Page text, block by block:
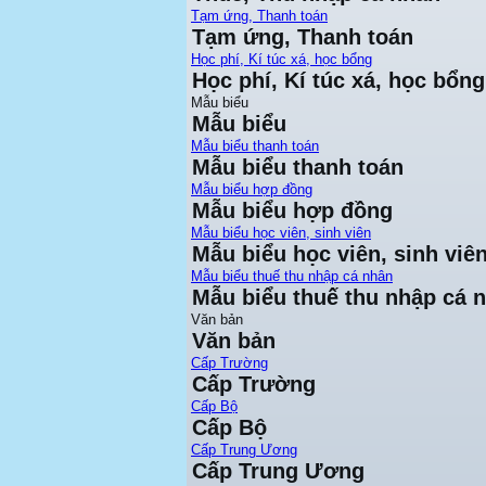
Tạm ứng, Thanh toán
Tạm ứng, Thanh toán
Học phí, Kí túc xá, học bổng
Học phí, Kí túc xá, học bổng
Mẫu biểu
Mẫu biểu
Mẫu biểu thanh toán
Mẫu biểu thanh toán
Mẫu biểu hợp đồng
Mẫu biểu hợp đồng
Mẫu biểu học viên, sinh viên
Mẫu biểu học viên, sinh viên
Mẫu biểu thuế thu nhập cá nhân
Mẫu biểu thuế thu nhập cá
Văn bản
Văn bản
Cấp Trường
Cấp Trường
Cấp Bộ
Cấp Bộ
Cấp Trung Ương
Cấp Trung Ương